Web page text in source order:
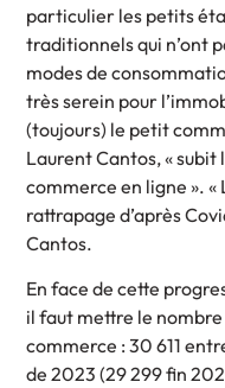
particulier les petits
traditionnels qui n’ont
modes de
très serein pour
(toujours) le petit
Laurent Cantos, «
commerce en ligne ». «
rattrapage d’après
Cantos.
En face de cette
il faut mettre le
commerce : 30 611
de 2023 (29 299 fin